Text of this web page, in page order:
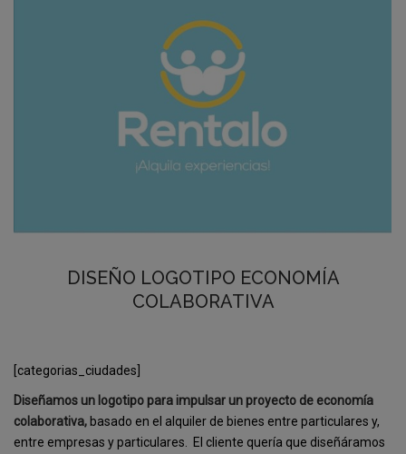
DISEÑO LOGOTIPO ECONOMÍA
COLABORATIVA
[categorias_ciudades]
Diseñamos un logotipo para impulsar un proyecto de economía
colaborativa,basado en el alquiler de bienes entre particulares y,
entre empresas y particulares. El cliente quería que diseñáramos